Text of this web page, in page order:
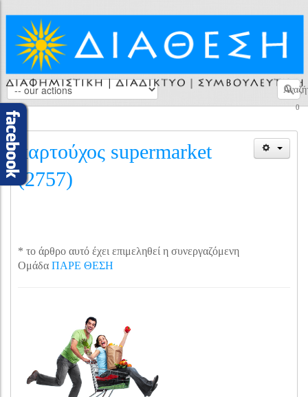
0
καρτούχος supermarket
(2757)
* το άρθρο αυτό έχει επιμεληθεί η συνεργαζόμενη
Ομάδα ΠΑΡΕ ΘΕΣΗ